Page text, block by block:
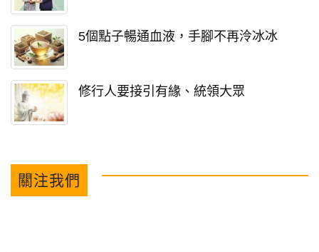
5個點子暢通血液，手腳不再泠冰冰
修行人要接引有緣、統領大眾
關注我們